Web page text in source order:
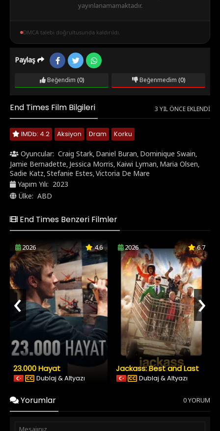
yayınlanamamaktadır.
DMCA talebi doğrultusunda kaldırıldı.
Paylaş
Beğendim (0) Beğenmedim (0)
End Times Film Bilgileri 3 YIL ÖNCE EKLENDI
IMDb: 4.2 Aksiyon Dram Korku
Oyuncular: Craig Stark, Daniel Buran, Dominique Swain,
Jamie Bernadette, Jessica Morris, Kaiwi Lyman, Maria Olsen,
Sadie Katz,Stefanie Estes,Victoria De Mare
Yapım Yılı: 2023
Ülke: ABD
End Times Benzeri Filmler
2026 4.6
23.000 Hayat
Dublaj & Altyazı
2026 6.7
Jackass: Best and Last
Dublaj & Altyazı
‹ ›
Yorumlar 0 YORUM